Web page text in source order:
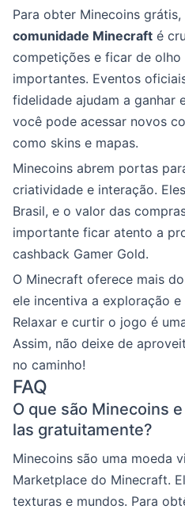
Para obter Minecoins grátis,
comunidade Minecraft é
competições e ficar de olho
importantes. Eventos
fidelidade ajudam a ganhar
você pode acessar novos
como skins e mapas.
Minecoins abrem portas
criatividade e interação.
Brasil, e o valor das
importante ficar atento a
cashback Gamer Gold.
O Minecraft oferece mais
ele incentiva a exploração
Relaxar e curtir o jogo é
Assim, não deixe de
no caminho!
FAQ
O que são Minecoins
las gratuitamente?
Minecoins são uma moeda
Marketplace do Minecraft.
texturas e mundos. Para